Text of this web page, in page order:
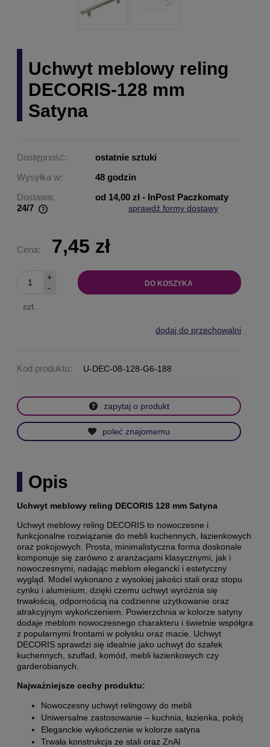
Uchwyt meblowy reling
DECORIS-128 mm
Satyna
Dostępność:
ostatnie sztuki
Wysyłka w:
48 godzin
Dostawa:
od 14,00 zł - InPost Paczkomaty
24/7
sprawdź formy dostawy
Cena: 7,45 zł
-
+
szt.
DO KOSZYKA
dodaj do przechowalni
Kod produktu: U-DEC-08-128-G6-188
zapytaj o produkt
poleć znajomemu
Opis
Uchwyt meblowy reling DECORIS 128 mm Satyna
Uchwyt meblowy reling DECORIS to nowoczesne i
funkcjonalne rozwiązanie do mebli kuchennych, łazienkowych
oraz pokojowych. Prosta, minimalistyczna forma doskonale
komponuje się zarówno z aranżacjami klasycznymi, jak i
nowoczesnymi, nadając meblom elegancki i estetyczny
wygląd. Model wykonano z wysokiej jakości stali oraz stopu
cynku i aluminium, dzięki czemu uchwyt wyróżnia się
trwałością, odpornością na codzienne użytkowanie oraz
atrakcyjnym wykończeniem. Powierzchnia w kolorze satyny
dodaje meblom nowoczesnego charakteru i świetnie współgra
z popularnymi frontami w połysku oraz macie. Uchwyt
DECORIS sprawdzi się idealnie jako uchwyt do szafek
kuchennych, szuflad, komód, mebli łazienkowych czy
garderobianych.
Najważniejsze cechy produktu:
Nowoczesny uchwyt relingowy do mebli
Uniwersalne zastosowanie – kuchnia, łazienka, pokój
Eleganckie wykończenie w kolorze satyna
Trwała konstrukcja ze stali oraz ZnAl